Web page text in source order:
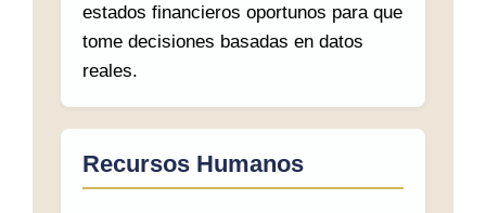
estados financieros oportunos para que
tome decisiones basadas en datos
reales.
Recursos Humanos